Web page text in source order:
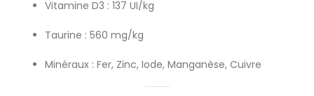
Vitamine D3 : 137 UI/kg
Taurine : 560 mg/kg
Minéraux : Fer, Zinc, Iode, Manganèse, Cuivre